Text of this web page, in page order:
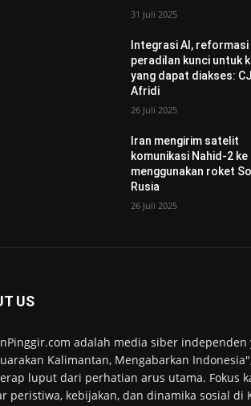
31 Juli 2025
Integrasi AI, reformasi
peradilan kunci untuk
yang dapat diakses:
Afridi
26 Juli 2025
Iran mengirim satelit
komunikasi Nahid-2
menggunakan roket
Rusia
26 Juli 2025
US
adalah media siber
Kalimantan, Mengabarkan
luput dari perhatian arus utama. Fokus
peristiwa, kebijakan, dan dinamika sosial